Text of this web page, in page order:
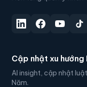
Cập nhật xu hướng
AI insight, cập nhật
Năm.